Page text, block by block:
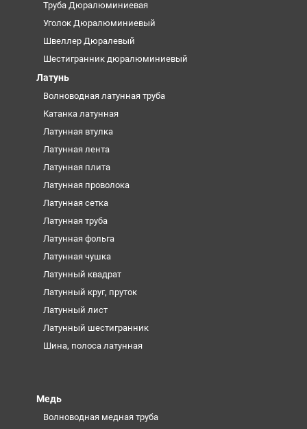
Труба Дюралюминиевая
Уголок Дюралюминиевый
Швеллер Дюралевый
Шестигранник дюралюминиевый
Латунь
Волноводная латунная труба
Катанка латунная
Латунная втулка
Латунная лента
Латунная плита
Латунная проволока
Латунная сетка
Латунная труба
Латунная фольга
Латунная чушка
Латунный квадрат
Латунный круг, пруток
Латунный лист
Латунный шестигранник
Шина, полоса латунная
Медь
Волноводная медная труба